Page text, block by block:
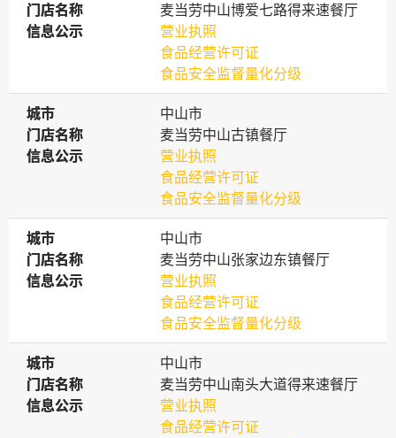
门店名称
门店名称
麦当劳中山博爱七路得来速餐厅
信息公示
信息公示
营业执照
食品经营许可证
食品安全监督量化分级
城市
城市
中山市
门店名称
门店名称
麦当劳中山古镇餐厅
信息公示
信息公示
营业执照
食品经营许可证
食品安全监督量化分级
城市
城市
中山市
门店名称
门店名称
麦当劳中山张家边东镇餐厅
信息公示
信息公示
营业执照
食品经营许可证
食品安全监督量化分级
城市
城市
中山市
门店名称
门店名称
麦当劳中山南头大道得来速餐厅
信息公示
信息公示
营业执照
食品经营许可证